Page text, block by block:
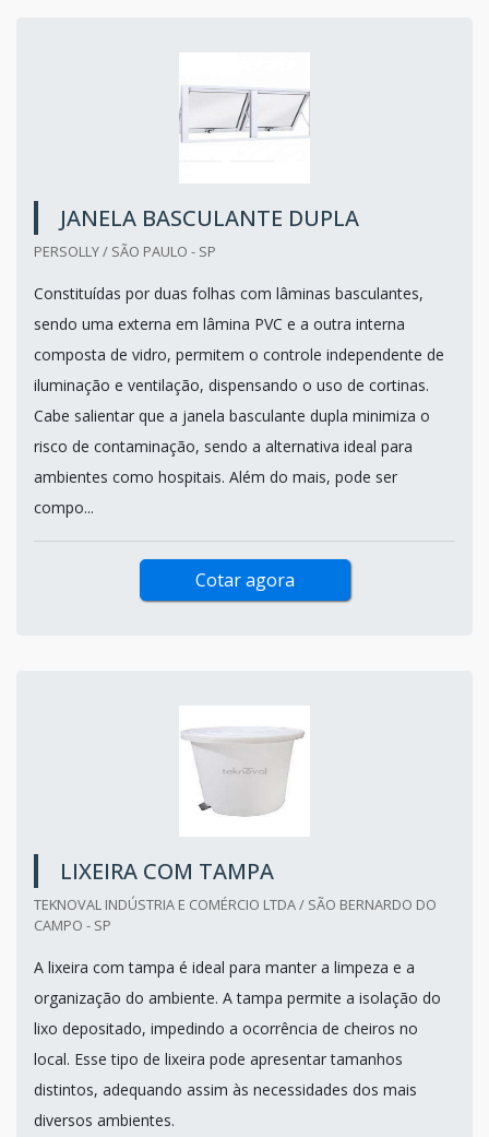
JANELA BASCULANTE DUPLA
PERSOLLY / SÃO PAULO - SP
Constituídas por duas folhas com lâminas basculantes,
sendo uma externa em lâmina PVC e a outra interna
composta de vidro, permitem o controle independente de
iluminação e ventilação, dispensando o uso de cortinas.
Cabe salientar que a janela basculante dupla minimiza o
risco de contaminação, sendo a alternativa ideal para
ambientes como hospitais. Além do mais, pode ser
compo...
Cotar agora
LIXEIRA COM TAMPA
TEKNOVAL INDÚSTRIA E COMÉRCIO LTDA / SÃO BERNARDO DO
CAMPO - SP
A lixeira com tampa é ideal para manter a limpeza e a
organização do ambiente. A tampa permite a isolação do
lixo depositado, impedindo a ocorrência de cheiros no
local. Esse tipo de lixeira pode apresentar tamanhos
distintos, adequando assim às necessidades dos mais
diversos ambientes.